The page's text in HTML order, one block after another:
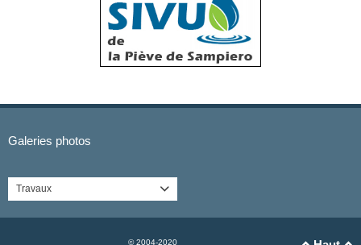
Galeries photos
Travaux 
© 2004-2020